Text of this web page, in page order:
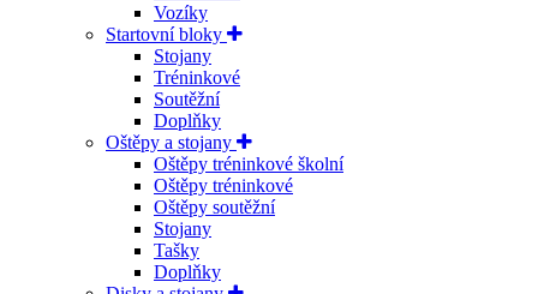
Vozíky
Startovní bloky
Stojany
Tréninkové
Soutěžní
Doplňky
Oštěpy a stojany
Oštěpy tréninkové školní
Oštěpy tréninkové
Oštěpy soutěžní
Stojany
Tašky
Doplňky